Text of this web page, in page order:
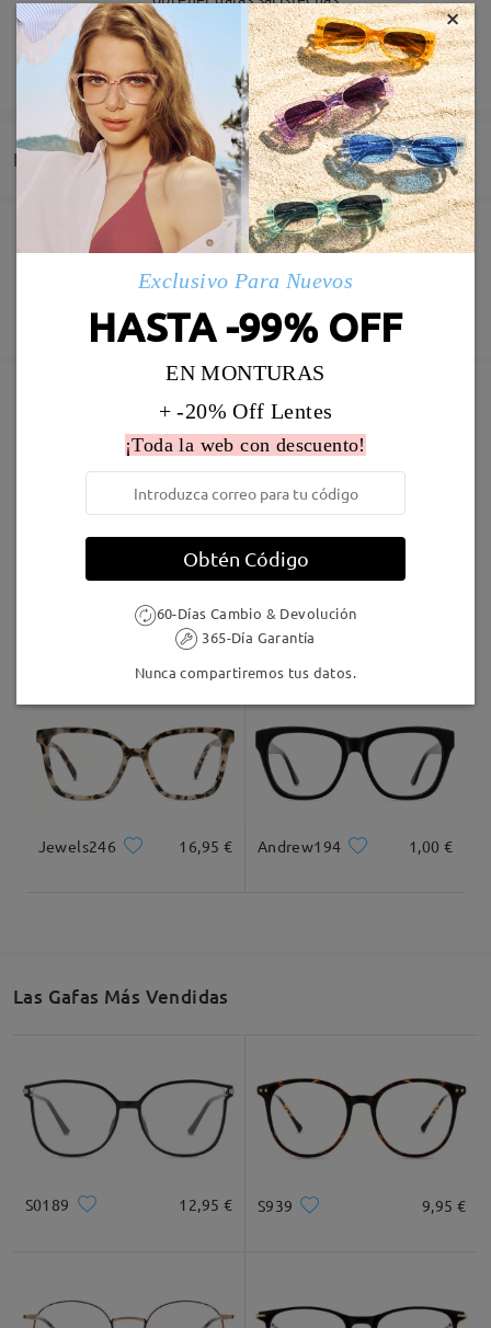
Deje su comentario
Entrega
Pedido realizado
5-7 días laborales
detalles
5-7 días laborales detalles
Revestimiento resistente a arañazo incluído
60 días de garantía de devolución y cambio
Garantía de 365 días
Descubrir Más
Marcos Similares
8,00 € MT37644
Jewels246 16,95 € Andrew194 1,00 €
Las Gafas Más Vendidas
S0189 12,95 € S939 9,95 €
×
Exclusivo Para Nuevos
HASTA -99% OFF
EN MONTURAS
+ -20% Off Lentes
¡Toda la web con descuento!
Obtén Código
60-Días Cambio & Devolución
365-Día Garantía
Nunca compartiremos tus datos.